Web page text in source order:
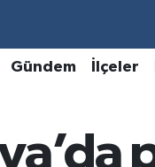
Gündem İlçeler